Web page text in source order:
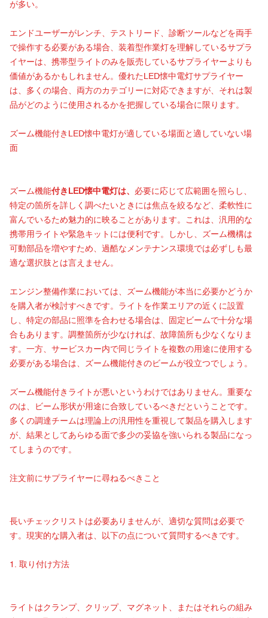
が多い。
エンドユーザーがレンチ、テストリード、診断ツールなどを両手
で操作する必要がある場合、装着型作業灯を理解しているサプラ
イヤーは、携帯型ライトのみを販売しているサプライヤーよりも
価値があるかもしれません。優れたLED懐中電灯サプライヤー
は、多くの場合、両方のカテゴリーに対応できますが、それは製
品がどのように使用されるかを把握している場合に限ります。
ズーム機能付きLED懐中電灯が適している場面と適していない場
面
ズーム機能付きLED懐中電灯は、 必要に応じて広範囲を照らし、
特定の箇所を詳しく調べたいときには焦点を絞るなど、柔軟性に
富んでいるため魅力的に映ることがあります。これは、汎用的な
携帯用ライトや緊急キットには便利です。しかし、ズーム機構は
可動部品を増やすため、過酷なメンテナンス環境では必ずしも最
適な選択肢とは言えません。
エンジン整備作業においては、ズーム機能が本当に必要かどうか
を購入者が検討すべきです。ライトを作業エリアの近くに設置
し、特定の部品に照準を合わせる場合は、固定ビームで十分な場
合もあります。調整箇所が少なければ、故障箇所も少なくなりま
す。一方、サービスカー内で同じライトを複数の用途に使用する
必要がある場合は、ズーム機能付きのビームが役立つでしょう。
ズーム機能付きライトが悪いというわけではありません。重要な
のは、ビーム形状が用途に合致しているべきだということです。
多くの調達チームは理論上の汎用性を重視して製品を購入します
が、結果としてあらゆる面で多少の妥協を強いられる製品になっ
てしまうのです。
注文前にサプライヤーに尋ねるべきこと
長いチェックリストは必要ありませんが、適切な質問は必要で
す。現実的な購入者は、以下の点について質問するべきです。
1. 取り付け方法
ライトはクランプ、クリップ、マグネット、またはそれらの組み